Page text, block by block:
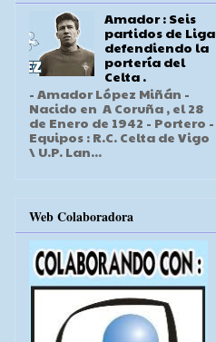
Amador : Seis
partidos de Liga
defendiendo la
portería del
Celta .
- Amador López Miñán -
Nacido en A Coruña , el 28
de Enero de 1942 - Portero -
Equipos : R.C. Celta de Vigo
\ U.P. Lan...
Web Colaboradora